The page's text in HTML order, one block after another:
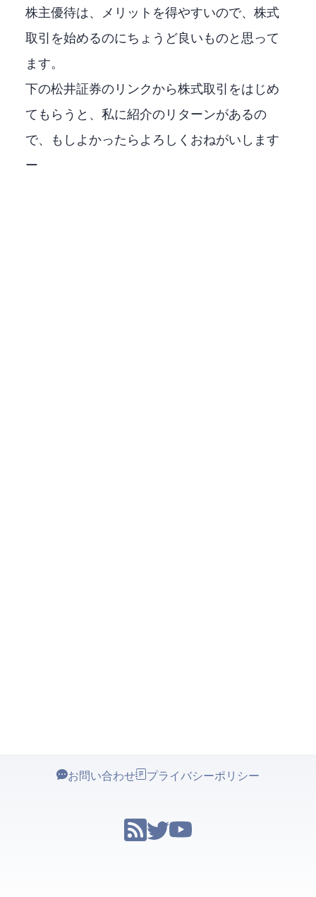
株主優待は、メリットを得やすいので、株式
取引を始めるのにちょうど良いものと思って
ます。
下の松井証券のリンクから株式取引をはじめ
てもらうと、私に紹介のリターンがあるの
で、もしよかったらよろしくおねがいします
ー
お問い合わせ プライバシーポリシー